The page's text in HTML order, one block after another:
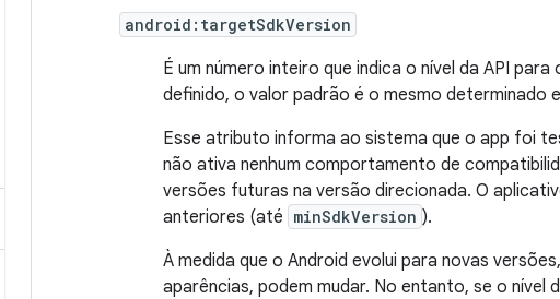
android:targetSdkVersion
É um número inteiro que indica o nível da API
definido, o valor padrão é o mesmo determinado
Esse atributo informa ao sistema que o app foi
não ativa nenhum comportamento de
versões futuras na versão direcionada. O
anteriores (até minSdkVersion ).
À medida que o Android evolui para novas
aparências, podem mudar. No entanto, se o